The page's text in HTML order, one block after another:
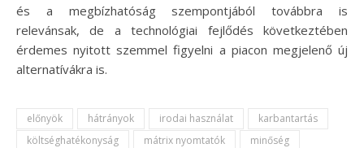
és a megbízhatóság szempontjából továbbra is
relevánsak, de a technológiai fejlődés következtében
érdemes nyitott szemmel figyelni a piacon megjelenő új
alternatívákra is.
előnyök hátrányok irodai használat
karbantartás
költséghatékonyság
mátrix nyomtatók
minőség